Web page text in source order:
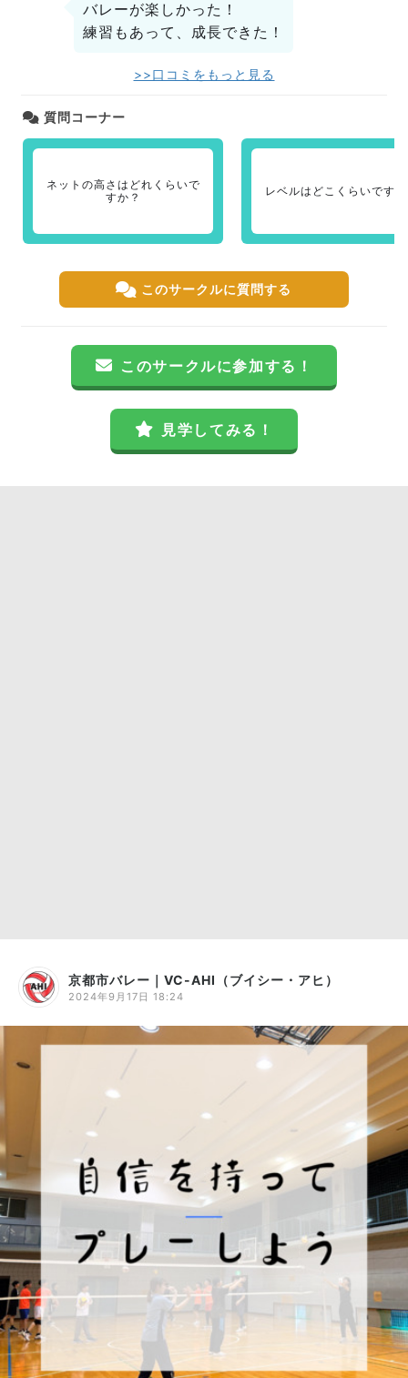
バレーが楽しかった！
練習もあって、成長できた！
>>口コミをもっと見る
質問コーナー
ネットの高さはどれくらいで
すか？
レベルはどこくらいです
このサークルに質問する
このサークルに参加する！
見学してみる！
京都市バレー｜VC-AHI（ブイシー・アヒ）
2024年9月17日 18:24